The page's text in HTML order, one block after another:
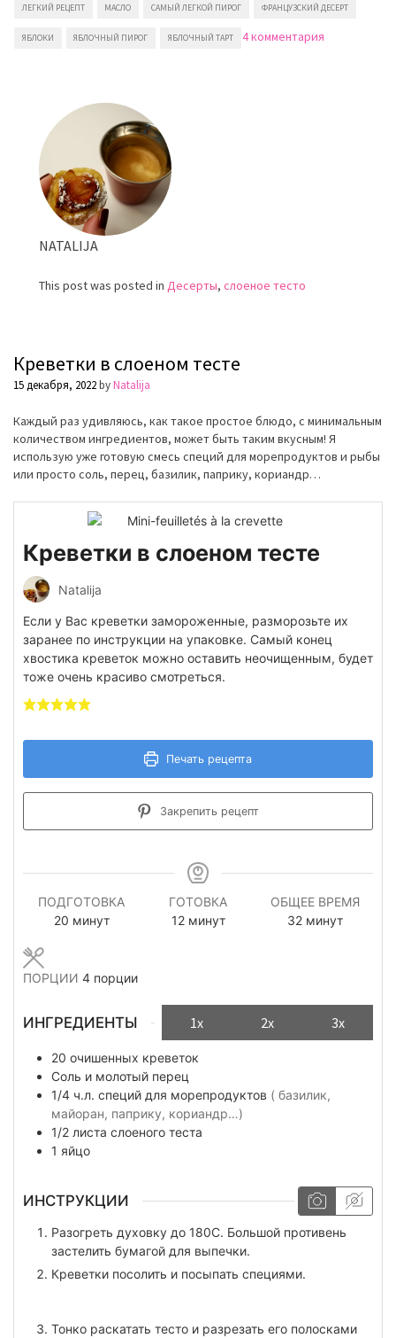
ЛЕГКИЙ РЕЦЕПТ МАСЛО САМЫЙ ЛЕГКОЙ ПИРОГ ФРАНЦУЗСКИЙ ДЕСЕРТ
ЯБЛОКИ ЯБЛОЧНЫЙ ПИРОГ ЯБЛОЧНЫЙ ТАРТ 4 комментарияк
NATALIJA
This post was posted in Десерты, слоеное тесто
Креветки в слоеном тесте
15 декабря, 2022byNatalija
Каждый раз удивляюсь, как такое простое блюдо, с минимальным
количеством ингредиентов, может быть таким вкусным! Я
использую уже готовую смесь специй для морепродуктов и рыбы
или просто соль, перец, базилик, паприку, кориандр…
Креветки в слоеном тесте
Natalija
Если у Вас креветки замороженные, разморозьте их
заранее по инструкции на упаковке. Самый конец
хвостика креветок можно оставить неочищенным, будет
тоже очень красиво смотреться.
Печать рецепта
Закрепить рецепт
ПОДГОТОВКА
20минуты
минут
ГОТОВКА
12минуты
минут
ОБЩЕЕ ВРЕМЯ
32минуты
минут
ПОРЦИИ 4 порции
ИНГРЕДИЕНТЫ 1x 2x 3x
20 очишенных креветок
Соль и молотый перец
1/4 ч.л. специй для морепродуктов ( базилик,
майоран, паприку, кориандр…)
1/2 листа слоеного теста
1 яйцо
ИНСТРУКЦИИ
Разогреть духовку до 180C. Большой противень
застелить бумагой для выпечки.
Креветки посолить и посыпать специями.
Тонко раскатать тесто и разрезать его полосками